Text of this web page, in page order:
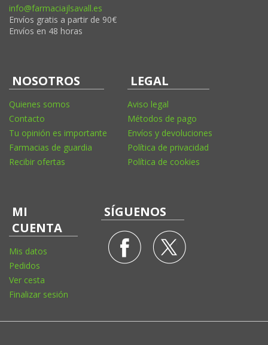
info@farmaciajlsavall.es
Envíos gratis a partir de 90€
Envíos en 48 horas
NOSOTROS
Quienes somos
Contacto
Tu opinión es importante
Farmacias de guardia
Recibir ofertas
LEGAL
Aviso legal
Métodos de pago
Envíos y devoluciones
Política de privacidad
Política de cookies
MI
CUENTA
Mis datos
Pedidos
Ver cesta
Finalizar sesión
SÍGUENOS